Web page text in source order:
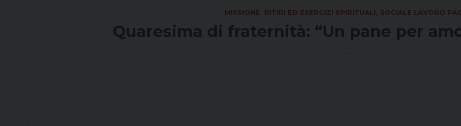
MISSIONE RITIRI ED ESERCIZI SPIRITUALI SOCIALE LAVORO
Quaresima di fraternità: “Un pane per